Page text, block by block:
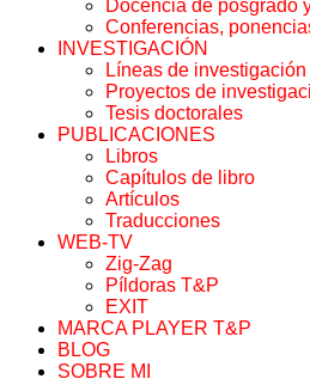
Docencia de posgrado
Conferencias,
INVESTIGACIÓN
Líneas de investigación
Proyectos de
Tesis doctorales
PUBLICACIONES
Libros
Capítulos de libro
Artículos
Traducciones
WEB-TV
Zig-Zag
Píldoras T&P
EXIT
MARCA PLAYER T&P
BLOG
SOBRE MI